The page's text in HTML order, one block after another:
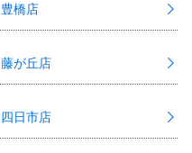
豊橋店
藤が丘店
四日市店